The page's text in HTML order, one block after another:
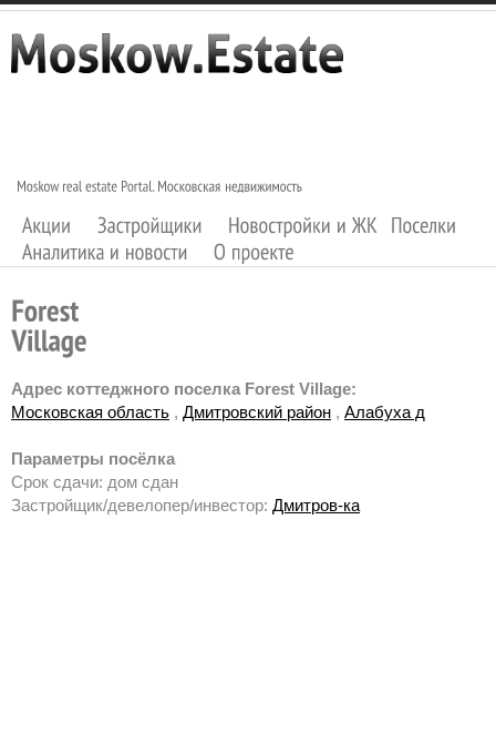
Адрес коттеджного поселка Forest Village:
Московская область , Дмитровский район , Алабуха д
Параметры посёлка
Срок сдачи: дом сдан
Застройщик/девелопер/инвестор: Дмитров-ка